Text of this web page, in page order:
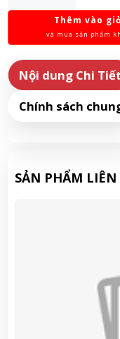
Thêm vào giỏ
và mua sản phẩm
Nội dung Chi Tiết
Chính sách
SẢN PHẨM